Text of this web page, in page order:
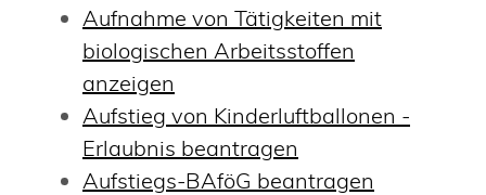
Aufnahme von Tätigkeiten mit
biologischen Arbeitsstoffen
anzeigen
Aufstieg von Kinderluftballonen -
Erlaubnis beantragen
Aufstiegs-BAföG beantragen